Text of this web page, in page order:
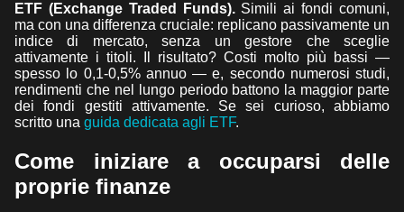
ETF (Exchange Traded Funds).Simili ai fondi comuni,
ma con una differenza cruciale: replicano passivamente un
indice di mercato, senza un gestore che sceglie
attivamente i titoli. Il risultato? Costi molto più bassi —
spesso lo 0,1-0,5% annuo — e, secondo numerosi studi,
rendimenti che nel lungo periodo battono la maggior parte
dei fondi gestiti attivamente. Se sei curioso, abbiamo
scritto una guida dedicata agli ETF.
Come iniziare a occuparsi delle
proprie finanze